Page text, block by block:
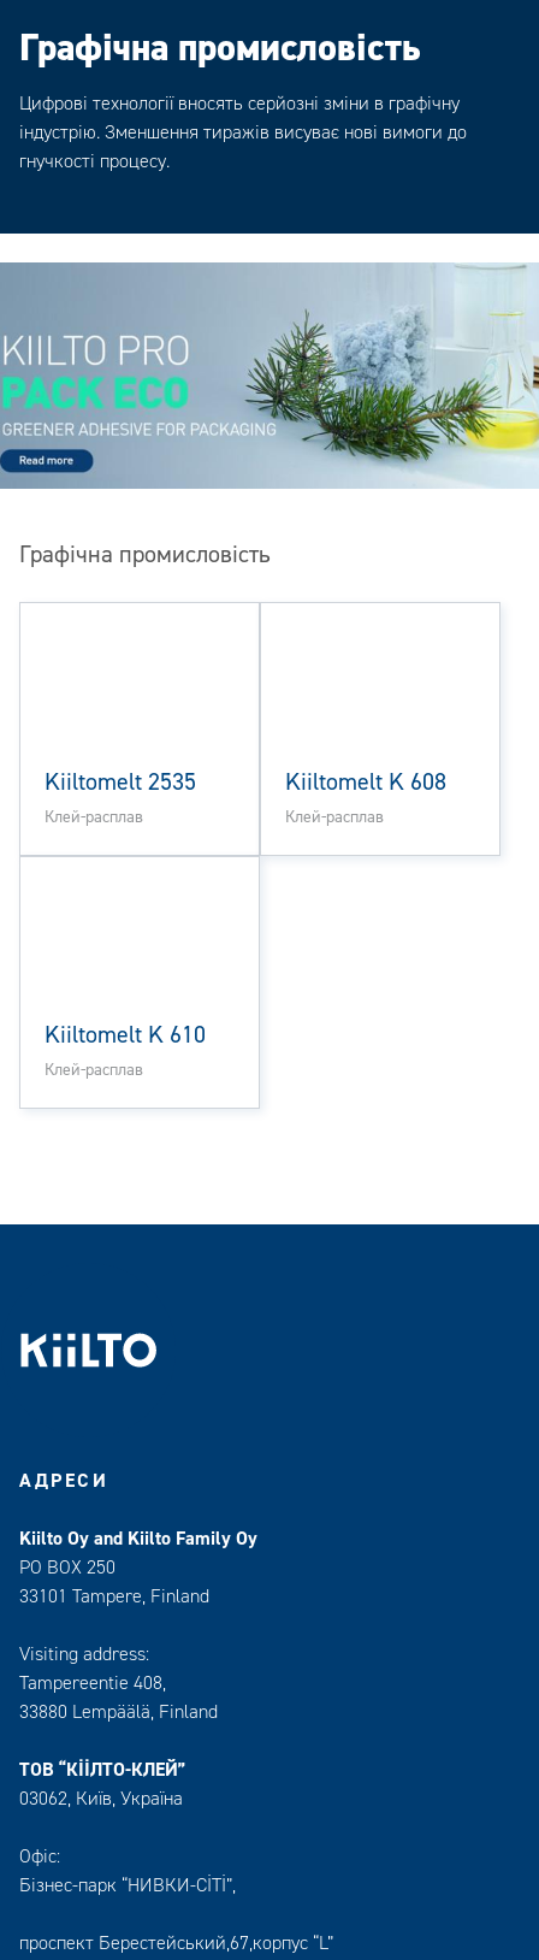
Графічна промисловість
Цифрові технології вносять серйозні зміни в графічну
індустрію. Зменшення тиражів висуває нові вимоги до
гнучкості процесу.
Графічна промисловість
Kiiltomelt 2535
Клей-расплав
Kiiltomelt K 608
Клей-расплав
Kiiltomelt K 610
Клей-расплав
АДРЕСИ
Kiilto Oy and Kiilto Family Oy
PO BOX 250
33101 Tampere, Finland
Visiting address:
Tampereentie 408,
33880 Lempäälä, Finland
ТОВ “КІІЛТО-КЛЕЙ”
03062, Київ, Україна
Офіс:
Бізнес-парк “НИВКИ-СІТІ”,
проспект Берестейський,67,корпус “L”